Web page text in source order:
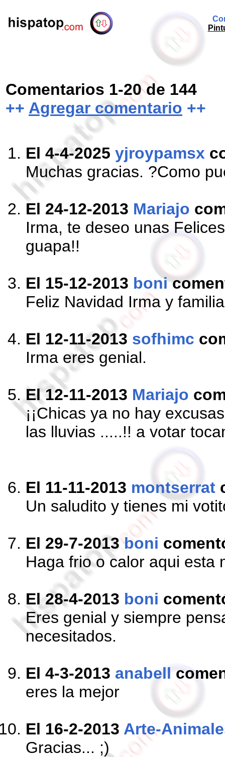
Comentarios 1-20 de 144
++ Agregar comentario ++
El 4-4-2025 yjroypamsx
Muchas gracias. ?Como
El 24-12-2013 Mariajo
Irma, te deseo unas
guapa!!
El 15-12-2013 boni
Feliz Navidad Irma y
El 12-11-2013 sofhimc
Irma eres genial.
El 12-11-2013 Mariajo
¡¡Chicas ya no hay
las lluvias .....!! a votar
El 11-11-2013 montserrat
Un saludito y tienes mi
El 29-7-2013boni
Haga frio o calor aqui esta
El 28-4-2013 boni
Eres genial y siempre
necesitados.
El 4-3-2013 anabell
eres la mejor
El 16-2-2013 Arte-
Gracias... ;)